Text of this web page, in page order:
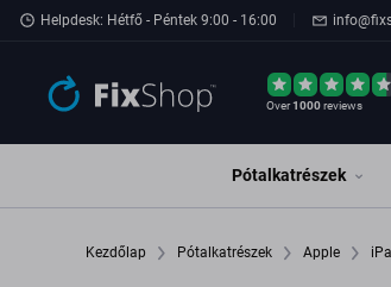
Ugrás az oldal fő részéhez
Helpdesk: Hétfő - Péntek 9:00 - 16:00
Over1000reviews
Pótalkatrészek
Kezdőlap Pótalkatrészek Apple